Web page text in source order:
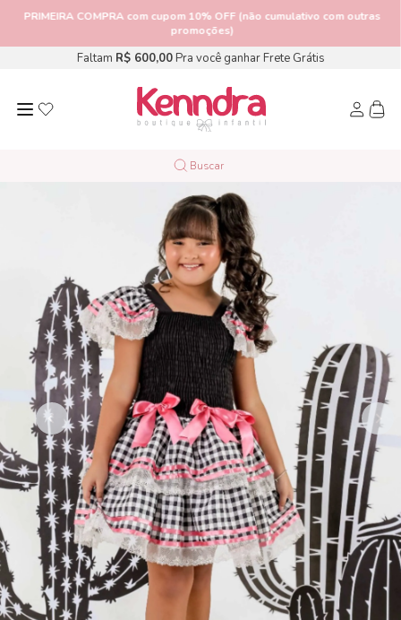
PRIMEIRA COMPRAcom cupom 10% OFF (não cumulativo com outras
promoções)
Faltam R$ 600,00Pra você ganhar Frete Grátis